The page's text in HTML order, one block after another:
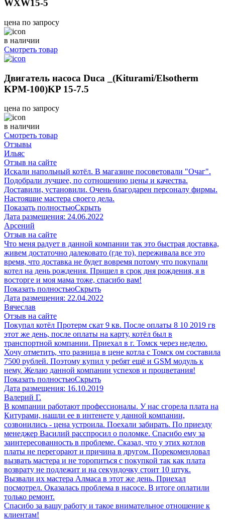
WXW15-5
цена по запросу
в наличии
Смотреть товар
Двигатель насоса Duca _(Kiturami/Elsotherm
KPM-100)KP 15-7.5
цена по запросу
в наличии
Смотреть товар
Отзывы
Ильяс
Отзыв на сайте
Искали напольный котёл. В магазине посоветовали "Очаг".
Подобрали лучшее, по сотношению цены и качества.
Доставили, установили. Очень благодарен персоналу фирмы.
Настоящие мастера своего дела.
Показать полностьюСкрыть
Дата размещения: 24.06.2022
Арсений
Отзыв на сайте
Что меня радует в данной компании так это быстрая доставка,
живем достаточно далековато (где то), переживала все это
время, что доставка не будет вовремя потому что покупали
котел на день рождения. Пришел в срок дня рождения, я в
восторге и моя мама тоже, спасибо вам!
Показать полностьюСкрыть
Дата размещения: 22.04.2022
Вячеслав
Отзыв на сайте
Покупал котёл Протерм скат 9 кв. После оплаты 8 10 2019 гв
этот же день, после оплаты на карту, котёл был в
транспортной компании. Приехал в г. Томск через неделю.
Хочу отметить, что разница в цене котла с Томск ом составила
7500 рублей. Поэтому купил у ребят ещё и GSM модуль к
нему. Желаю данной компании успехов и процветания!
Показать полностьюСкрыть
Дата размещения: 16.10.2019
Валерий Г.
В компании работают профессионалы. У нас сгорела плата на
Китурами, нашли ее в интенете у данной компании,
созвонились - цена устроила. Поехали забирать. По приезду
менеджер Василий расспросил о поломке. Спасибо ему за
заинтересованность в проблеме. Сказал, что у этих котлов
платы не перегорают и причина в другом. Порекомендовал
вызвать мастера и не торопиться с покупкой так как плата
возврату не подлежит и на секундочку стоит 10 штук.
Вызвали их мастера Алмаса в этот же день. Приехал
посмотрел. Оказалась проблема в насосе. В итоге оплатили
только ремонт.
Спасибо за вашу работу и такое внимательное отношение к
клиентам!